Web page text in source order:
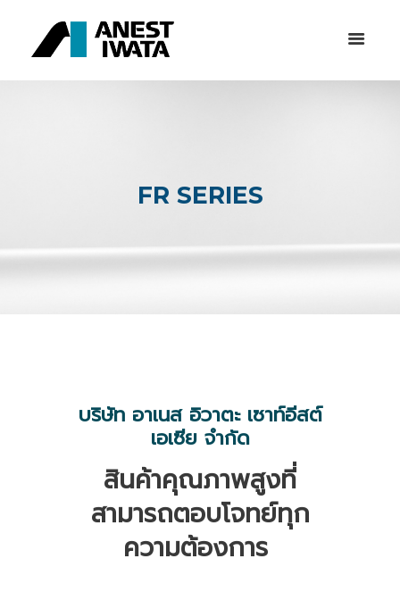
FR SERIES
บริษัท อาเนส อิวาตะ เซาท์อีสต์
เอเซีย จำกัด
สินค้าคุณภาพสูงที่
สามารถตอบโจทย์ทุก
ความต้องการ